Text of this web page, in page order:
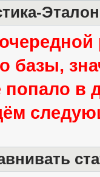
Эталон
базы,
попало в